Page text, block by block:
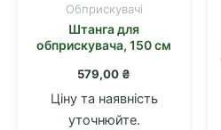
Обприскувачі
Штанга для
обприскувача, 150 см
579,00 ₴
Ціну та наявність
уточнюйте.